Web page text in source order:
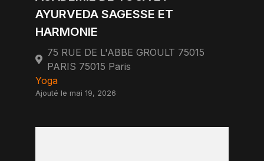
AYURVEDA SAGESSE ET
HARMONIE
75 RUE DE L'ABBE GROULT 75015
PARIS 75015 Paris
Yoga
Ajouté le mai 19, 2026